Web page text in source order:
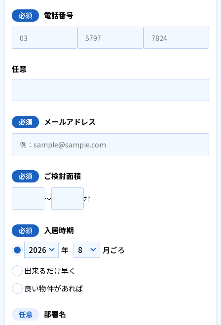
必須 電話番号
任意
必須 メールアドレス
必須 ご検討面積
〜 坪
必須
入居時期
年
月ごろ
出来るだけ早く
良い物件があれば
任意 部署名